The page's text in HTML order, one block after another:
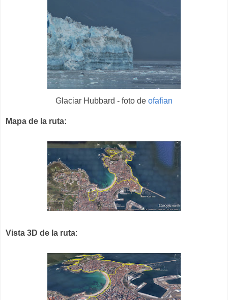
Glaciar Hubbard - foto de ofafian
Mapa de la ruta:
Vista 3D de la ruta: